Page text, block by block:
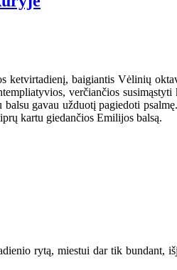
ketvirtadienį, baigiantis Vėlinių
verčiančios
gavau užduotį pagiedoti
kartu giedančios Emilijos balsą.
rytą, miestui dar tik